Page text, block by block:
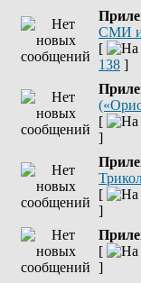
СМИ и
[
138 ]
[
]
[
]
[
]